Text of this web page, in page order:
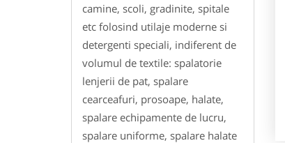
camine, scoli, gradinite, spitale
etc folosind utilaje moderne si
detergenti speciali, indiferent de
volumul de textile: spalatorie
lenjerii de pat, spalare
cearceafuri, prosoape, halate,
spalare echipamente de lucru,
spalare uniforme, spalare halate